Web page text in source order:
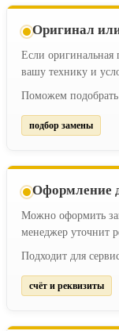
Оригинал
Если
вашу технику и
Поможем
подбор замены
Оформление
Можно оформить
менеджер уточнит
Подходит для
счёт и реквизиты